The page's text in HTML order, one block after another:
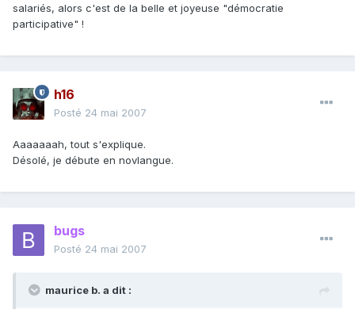
salariés, alors c'est de la belle et joyeuse "démocratie
participative" !
h16
Posté 24 mai 2007
Aaaaaaah, tout s'explique.
Désolé, je débute en novlangue.
bugs
Posté 24 mai 2007
maurice b. a dit :